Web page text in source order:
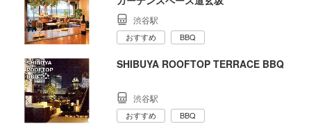
渋谷駅
おすすめ BBQ
SHIBUYA ROOFTOP TERRACE BBQ
渋谷駅
おすすめ BBQ